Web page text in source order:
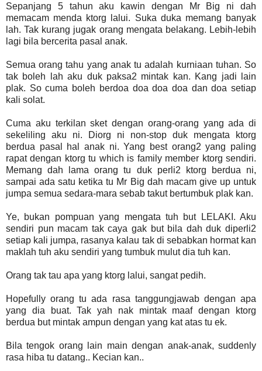
Sepanjang 5 tahun aku kawin dengan Mr Big ni dah
memacam menda ktorg lalui. Suka duka memang banyak
lah. Tak kurang jugak orang mengata belakang. Lebih-lebih
lagi bila bercerita pasal anak.
Semua orang tahu yang anak tu adalah kurniaan tuhan. So
tak boleh lah aku duk paksa2 mintak kan. Kang jadi lain
plak. So cuma boleh berdoa doa doa doa dan doa setiap
kali solat.
Cuma aku terkilan sket dengan orang-orang yang ada di
sekeliling aku ni. Diorg ni non-stop duk mengata ktorg
berdua pasal hal anak ni. Yang best orang2 yang paling
rapat dengan ktorg tu which is family member ktorg sendiri.
Memang dah lama orang tu duk perli2 ktorg berdua ni,
sampai ada satu ketika tu Mr Big dah macam give up untuk
jumpa semua sedara-mara sebab takut bertumbuk plak kan.
Ye, bukan pompuan yang mengata tuh but LELAKI. Aku
sendiri pun macam tak caya gak but bila dah duk diperli2
setiap kali jumpa, rasanya kalau tak di sebabkan hormat kan
maklah tuh aku sendiri yang tumbuk mulut dia tuh kan.
Orang tak tau apa yang ktorg lalui, sangat pedih.
Hopefully orang tu ada rasa tanggungjawab dengan apa
yang dia buat. Tak yah nak mintak maaf dengan ktorg
berdua but mintak ampun dengan yang kat atas tu ek.
Bila tengok orang lain main dengan anak-anak, suddenly
rasa hiba tu datang.. Kecian kan..